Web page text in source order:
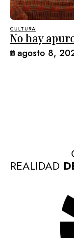
CULTURA
No hay
agosto 8,
REALIDAD